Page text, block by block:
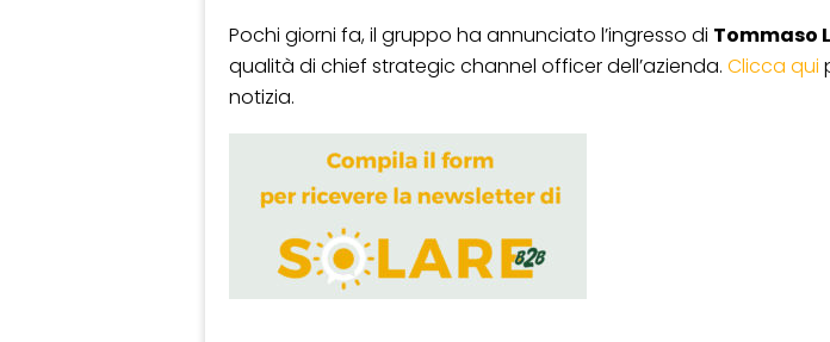
Pochi giorni fa, il gruppo ha annunciato l’ingresso di Tommaso
qualità di chief strategic channel officer dell’azienda. Clicca qui
notizia.